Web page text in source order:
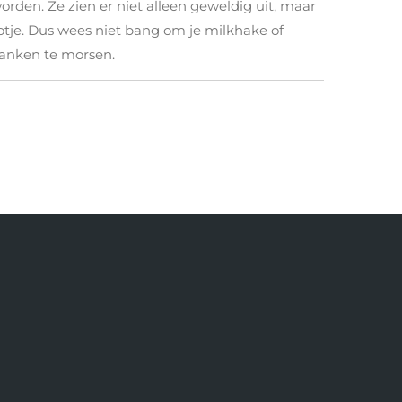
Ze zien er niet alleen geweldig uit, maar
Dus wees niet bang om je milkhake of
te morsen.